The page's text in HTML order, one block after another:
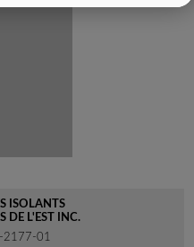
ISOLANTS
DE L'EST INC.
2177-01